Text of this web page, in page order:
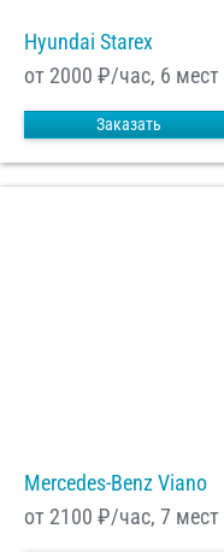
Hyundai Starex
от 2000 ₽/час, 6 мест
Заказать
Mercedes-Benz Viano
от 2100 ₽/час, 7 мест